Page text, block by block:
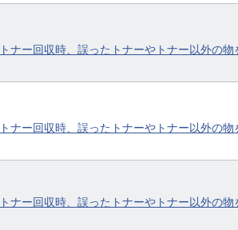
ー回収時、誤ったトナーやトナー以外の物
ー回収時、誤ったトナーやトナー以外の物
ー回収時、誤ったトナーやトナー以外の